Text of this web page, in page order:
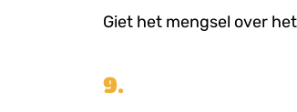
Giet het mengsel over
9.